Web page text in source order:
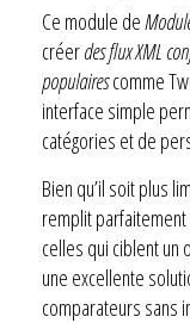
Ce module de
créerdes flux XML
populairescomme
interface simple
catégories et de
Bien qu’il soit plus
remplit
celles qui ciblent un
une excellente
comparateurs sans